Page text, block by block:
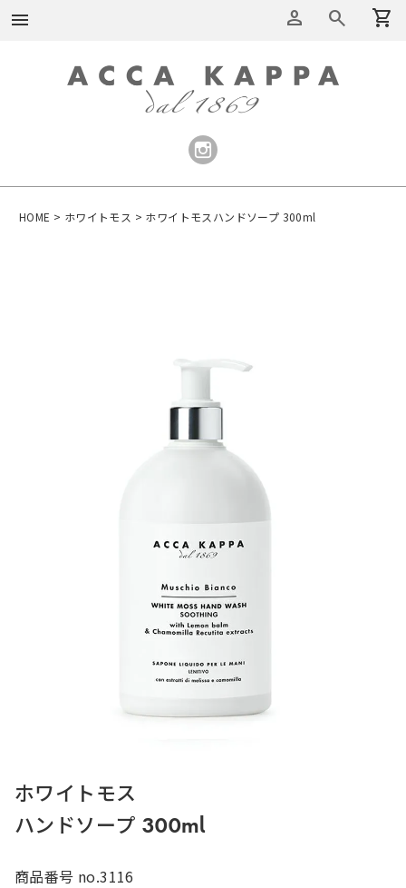
menu person search shopping_cart
HOME ホワイトモス ホワイトモスハンドソープ 300ml
ホワイトモス
ハンドソープ 300ml
商品番号 no.3116